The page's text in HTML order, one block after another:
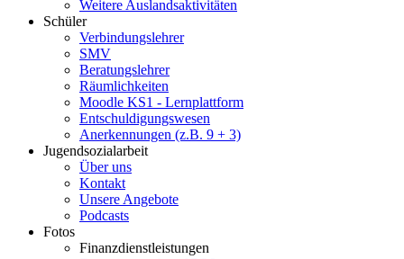
Weitere Auslandsaktivitäten
Schüler
Verbindungslehrer
SMV
Beratungslehrer
Räumlichkeiten
Moodle KS1 - Lernplattform
Entschuldigungswesen
Anerkennungen (z.B. 9 + 3)
Jugendsozialarbeit
Über uns
Kontakt
Unsere Angebote
Podcasts
Fotos
Finanzdienstleistungen